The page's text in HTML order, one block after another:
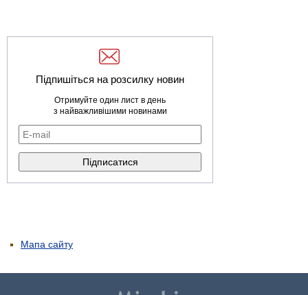
Підпишіться на розсилку новин
Отримуйте один лист в день
з найважливішими новинами
Мапа сайту